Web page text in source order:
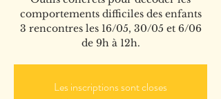
comportements difficiles des enfants
3 rencontres les 16/05, 30/05 et 6/06
de 9h à 12h.
Les inscriptions sont closes